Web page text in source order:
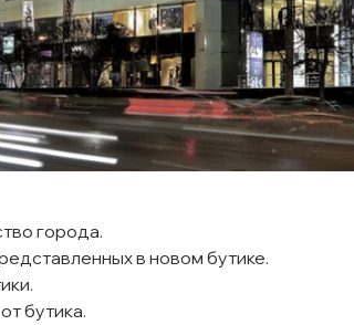
города.
в новом бутике.
бутика.